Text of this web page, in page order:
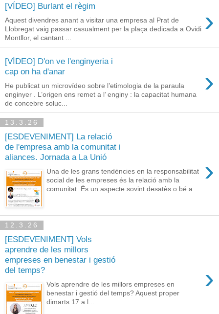
[VÍDEO] Burlant el règim ›
Aquest divendres anant a visitar una empresa al Prat de
Llobregat vaig passar casualment per la plaça dedicada a Ovidi
Montllor, el cantant ...
[VÍDEO] D'on ve l'enginyeria i
cap on ha d'anar
›
He publicat un microvídeo sobre l’etimologia de la paraula
enginyer . L’origen ens remet a l’ enginy : la capacitat humana
de concebre soluc...
13.3.26
[ESDEVENIMENT] La relació
de l'empresa amb la comunitat i
aliances. Jornada a La Unió
›
Una de les grans tendències en la responsabilitat
social de les empreses és la relació amb la
comunitat. És un aspecte sovint desatès o bé a...
12.3.26
[ESDEVENIMENT] Vols
aprendre de les millors
empreses en benestar i gestió
del temps?
›
Vols aprendre de les millors empreses en
benestar i gestió del temps? Aquest proper
dimarts 17 a l...